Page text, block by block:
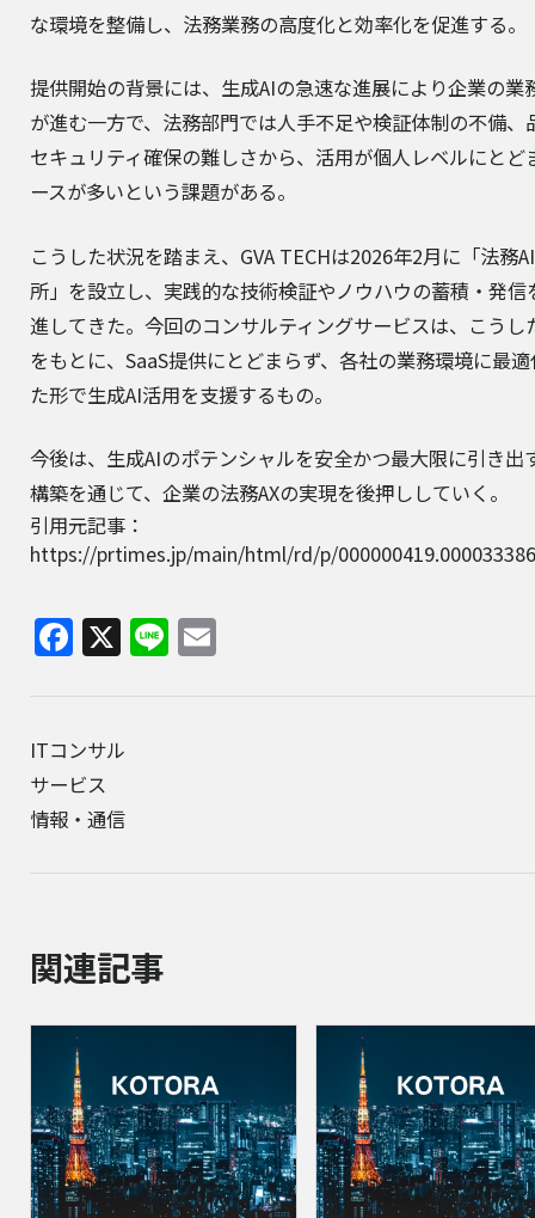
な環境を整備し、法務業務の高度化と効率化を促進する。
提供開始の背景には、生成AIの急速な進展により企業の業
が進む一方で、法務部門では人手不足や検証体制の不備、
セキュリティ確保の難しさから、活用が個人レベルにとど
ースが多いという課題がある。
こうした状況を踏まえ、GVA TECHは2026年2月に「法務
所」を設立し、実践的な技術検証やノウハウの蓄積・発信
進してきた。今回のコンサルティングサービスは、こうし
をもとに、SaaS提供にとどまらず、各社の業務環境に最
た形で生成AI活用を支援するもの。
今後は、生成AIのポテンシャルを安全かつ最大限に引き出
構築を通じて、企業の法務AXの実現を後押ししていく。
引用元記事：
https://prtimes.jp/main/html/rd/p/
Facebook
X Line
ITコンサル
サービス
情報・通信
関連記事